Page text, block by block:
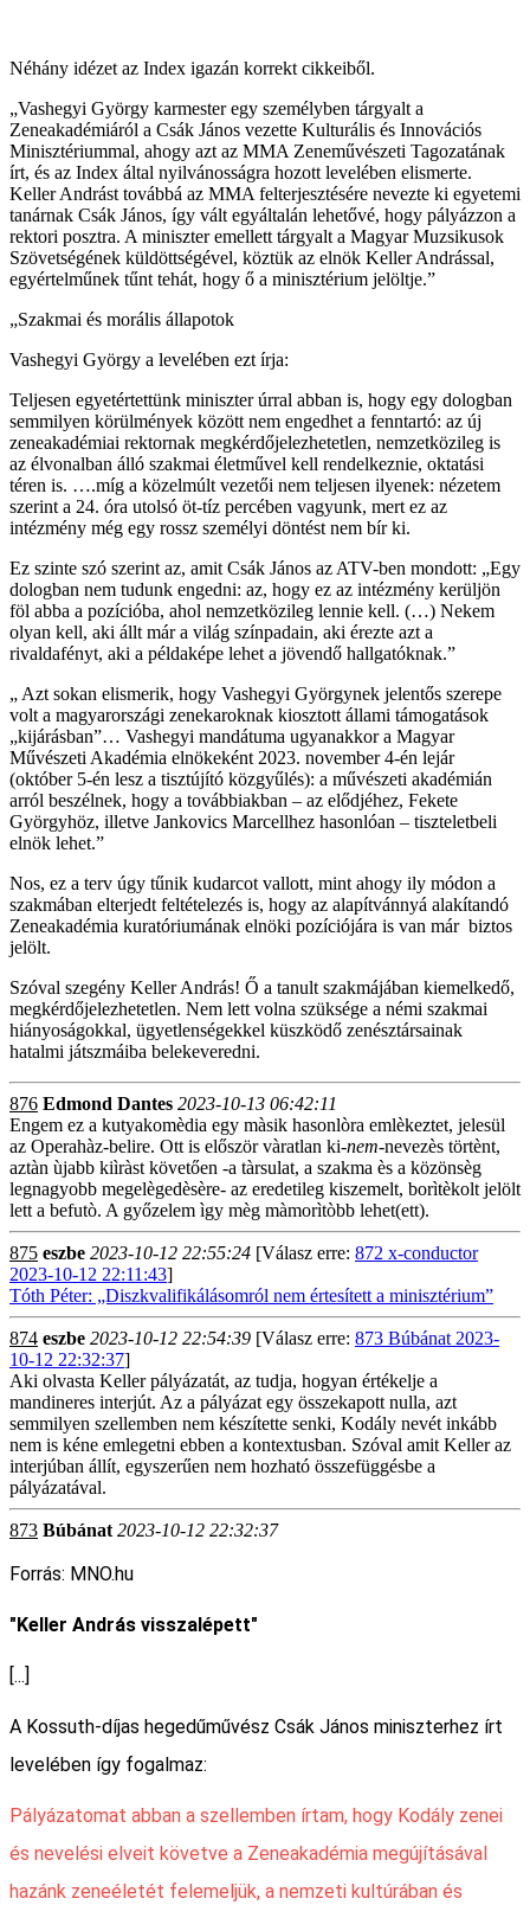
Néhány idézet az Index igazán korrekt cikkeiből.
„Vashegyi György karmester egy személyben tárgyalt a
Zeneakadémiáról a Csák János vezette Kulturális és Innovációs
Minisztériummal, ahogy azt az MMA Zeneművészeti Tagozatának
írt, és az Index által nyilvánosságra hozott levelében elismerte.
Keller Andrást továbbá az MMA felterjesztésére nevezte ki egyetemi
tanárnak Csák János, így vált egyáltalán lehetővé, hogy pályázzon a
rektori posztra. A miniszter emellett tárgyalt a Magyar Muzsikusok
Szövetségének küldöttségével, köztük az elnök Keller Andrással,
egyértelműnek tűnt tehát, hogy ő a minisztérium jelöltje.”
„Szakmai és morális állapotok
Vashegyi György a levelében ezt írja:
Teljesen egyetértettünk miniszter úrral abban is, hogy egy dologban
semmilyen körülmények között nem engedhet a fenntartó: az új
zeneakadémiai rektornak megkérdőjelezhetetlen, nemzetközileg is
az élvonalban álló szakmai életművel kell rendelkeznie, oktatási
téren is. ….míg a közelmúlt vezetői nem teljesen ilyenek: nézetem
szerint a 24. óra utolsó öt-tíz percében vagyunk, mert ez az
intézmény még egy rossz személyi döntést nem bír ki.
Ez szinte szó szerint az, amit Csák János az ATV-ben mondott: „Egy
dologban nem tudunk engedni: az, hogy ez az intézmény kerüljön
föl abba a pozícióba, ahol nemzetközileg lennie kell. (…) Nekem
olyan kell, aki állt már a világ színpadain, aki érezte azt a
rivaldafényt, aki a példaképe lehet a jövendő hallgatóknak.”
„ Azt sokan elismerik, hogy Vashegyi Györgynek jelentős szerepe
volt a magyarországi zenekaroknak kiosztott állami támogatások
„kijárásban”… Vashegyi mandátuma ugyanakkor a Magyar
Művészeti Akadémia elnökeként 2023. november 4-én lejár
(október 5-én lesz a tisztújító közgyűlés): a művészeti akadémián
arról beszélnek, hogy a továbbiakban – az elődjéhez, Fekete
Györgyhöz, illetve Jankovics Marcellhez hasonlóan – tiszteletbeli
elnök lehet.”
Nos, ez a terv úgy tűnik kudarcot vallott, mint ahogy ily módon a
szakmában elterjedt feltételezés is, hogy az alapítvánnyá alakítandó
Zeneakadémia kuratóriumának elnöki pozíciójára is van már biztos
jelölt.
Szóval szegény Keller András! Ő a tanult szakmájában kiemelkedő,
megkérdőjelezhetetlen. Nem lett volna szüksége a némi szakmai
hiányoságokkal, ügyetlenségekkel küszködő zenésztársainak
hatalmi játszmáiba belekeveredni.
876 Edmond Dantes 2023-10-13 06:42:11
Engem ez a kutyakomèdia egy màsik hasonlòra emlèkeztet, jelesül
az Operahàz-belire. Ott is először vàratlan ki-nem-nevezès törtènt,
aztàn ùjabb kiìràst követően -a tàrsulat, a szakma ès a közönsèg
legnagyobb megelègedèsère- az eredetileg kiszemelt, borìtèkolt jelölt
lett a befutò. A győzelem ìgy mèg màmorìtòbb lehet(ett).
875 eszbe 2023-10-12 22:55:24 [Válasz erre: 872 x-conductor
2023-10-12 22:11:43]
Tóth Péter: „Diszkvalifikálásomról nem értesített a minisztérium”
874 eszbe 2023-10-12 22:54:39 [Válasz erre: 873 Búbánat 2023-
10-12 22:32:37]
Aki olvasta Keller pályázatát, az tudja, hogyan értékelje a
mandineres interjút. Az a pályázat egy összekapott nulla, azt
semmilyen szellemben nem készítette senki, Kodály nevét inkább
nem is kéne emlegetni ebben a kontextusban. Szóval amit Keller az
interjúban állít, egyszerűen nem hozható összefüggésbe a
pályázatával.
873 Búbánat 2023-10-12 22:32:37
Forrás: MNO.hu
"Keller András visszalépett"
[...]
A Kossuth-díjas hegedűművész Csák János miniszterhez írt
levelében így fogalmaz:
Pályázatomat abban a szellemben írtam, hogy Kodály zenei
és nevelési elveit követve a Zeneakadémia megújításával
hazánk zeneéletét felemeljük, a nemzeti kultúrában és